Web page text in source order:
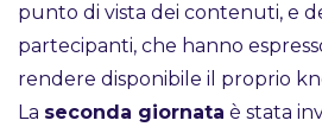
punto di vista dei contenuti, e
partecipanti, che hanno
rendere disponibile il proprio
La seconda giornata è stata